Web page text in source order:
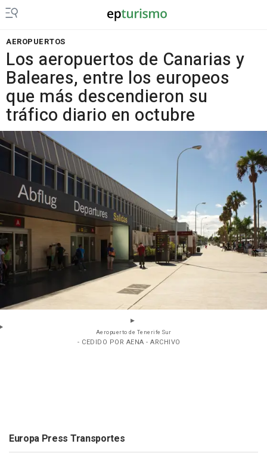
AEROPUERTOS
Los aeropuertos de Canarias y
Baleares, entre los europeos
que más descendieron su
tráfico diario en octubre
Aeropuerto de Tenerife Sur
- CEDIDO POR AENA - ARCHIVO
Europa Press Transportes